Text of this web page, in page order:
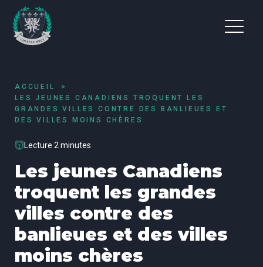
ACCUEIL
LES JEUNES CANADIENS TROQUENT LES
GRANDES VILLES CONTRE DES BANLIEUES ET
DES VILLES MOINS CHÈRES
Lecture 2 minutes
Les jeunes Canadiens
troquent les grandes
villes contre des
banlieues et des villes
moins chères